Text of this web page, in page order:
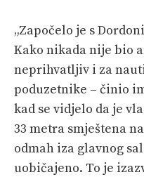
„Započelo je s
Kako nikada nije bio
neprihvatljiv i za
poduzetnike – činio
kad se vidjelo da je
33 metra smještena
odmah iza glavnog
uobičajeno. To je